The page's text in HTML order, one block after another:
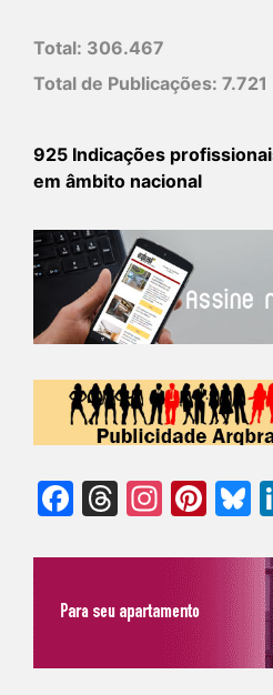
Total: 306.467
Total de Publicações: 7.721
925 Indicações
em âmbito nacional
Facebook
Threads